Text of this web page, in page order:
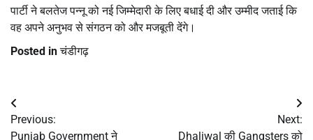
पार्टी ने बलतेज पन्नू को नई जिम्मेदारी के लिए बधाई दी और उम्मीद जताई कि
वह अपने अनुभव से संगठन को और मजबूती देंगे।
Posted inचंडीगढ़
Post
navigation
Previous:
Punjab Government ने
Next:
Dhaliwal की Gangsters को